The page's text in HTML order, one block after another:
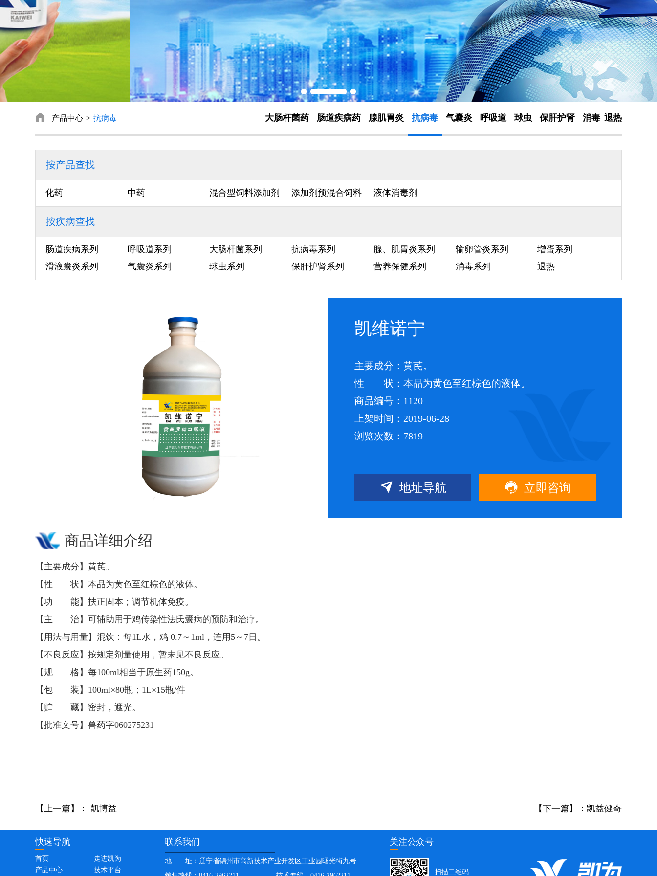
 产品中心 抗病毒 大肠杆菌药 肠道疾病药 腺肌胃炎 抗病毒 气囊炎 呼吸道 球虫 保肝护肾 消毒 退热
按产品查找
化药 中药 混合型饲料添加剂 添加剂预混合饲料 液体消毒剂
按疾病查找
肠道疾病系列 呼吸道系列 大肠杆菌系列 抗病毒系列 腺、肌胃炎系列 输卵管炎系列
增蛋系列
滑液囊炎系列
气囊炎系列 球虫系列 保肝护肾系列 营养保健系列 消毒系列 退热
凯维诺宁
主要成分：黄芪。
性 状：本品为黄色至红棕色的液体。
商品编号：1120
上架时间：2019-06-28
浏览次数：7819
 地址导航  立即咨询
商品详细介绍
【主要成分】黄芪。
【性 状】本品为黄色至红棕色的液体。
【功 能】扶正固本；调节机体免疫。
【主 治】可辅助用于鸡传染性法氏囊病的预防和治疗。
【用法与用量】混饮：每1L水，鸡 0.7～1ml，连用5～7日。
【不良反应】按规定剂量使用，暂未见不良反应。
【规 格】每100ml相当于原生药150g。
【包 装】100ml×80瓶；1L×15瓶/件
【贮 藏】密封，遮光。
【批准文号】兽药字060275231
【上一篇】： 凯博益 【下一篇】：凯益健奇
快速导航
首页
走进凯为
产品中心
技术平台
联系我们
地 址： 辽宁省锦州市高新技术产业开发区工业园曙光街九号
关注公众号
扫描二维码